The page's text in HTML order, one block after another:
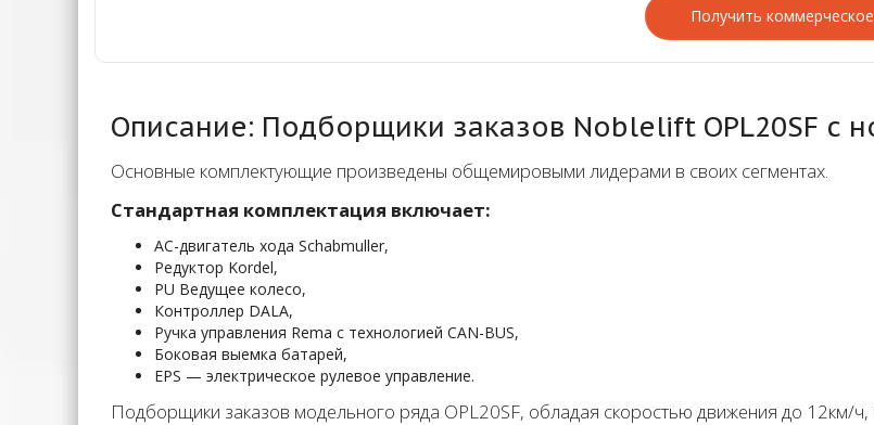
Получить
Описание: Подборщики заказов Noblelift OPL20SF с
Основные комплектующие произведены общемировыми лидерами в своих сегментах.
Стандартная комплектация включает:
АС-двигатель хода Schabmuller,
Редуктор Kordel,
PU Ведущее колесо,
Контроллер DALA,
Ручка управления Rema с технологией CAN-BUS,
Боковая выемка батарей,
EPS — электрическое рулевое управление.
Подборщики заказов модельного ряда OPL20SF, обладая скоростью движения до 12км/